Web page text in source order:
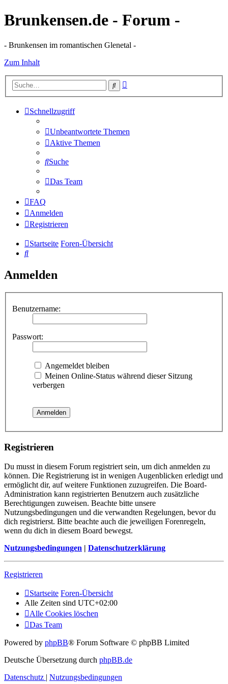
Brunkensen.de - Forum -
- Brunkensen im romantischen Glenetal -
Zum Inhalt
Suche
Schnellzugriff
Unbeantwortete Themen
Aktive Themen
Suche
Das Team
FAQ
Anmelden
Registrieren
Startseite Foren-Übersicht
Suche
Anmelden
Benutzername:
Passwort:
Angemeldet bleiben
Meinen Online-Status während dieser Sitzung
verbergen
Registrieren
Du musst in diesem Forum registriert sein, um dich anmelden zu
können. Die Registrierung ist in wenigen Augenblicken erledigt und
ermöglicht dir, auf weitere Funktionen zuzugreifen. Die Board-
Administration kann registrierten Benutzern auch zusätzliche
Berechtigungen zuweisen. Beachte bitte unsere
Nutzungsbedingungen und die verwandten Regelungen, bevor du
dich registrierst. Bitte beachte auch die jeweiligen Forenregeln,
wenn du dich in diesem Board bewegst.
Nutzungsbedingungen | Datenschutzerklärung
Registrieren
Startseite Foren-Übersicht
Alle Zeiten sind UTC+02:00
Alle Cookies löschen
Das Team
Powered by phpBB® Forum Software © phpBB Limited
Deutsche Übersetzung durch phpBB.de
Datenschutz | Nutzungsbedingungen